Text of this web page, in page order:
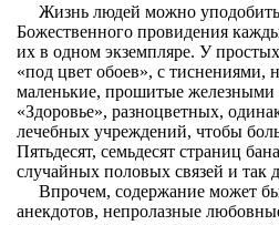
Жизнь людей можно
Божественного провидения
их в одном экземпляре. У
«под цвет обоев», с тиснениями,
маленькие, прошитые железными
«Здоровье», разноцветных,
лечебных учреждений, чтобы
Пятьдесят, семьдесят страниц
случайных половых связей и так
Впрочем, содержание может
анекдотов, непролазные